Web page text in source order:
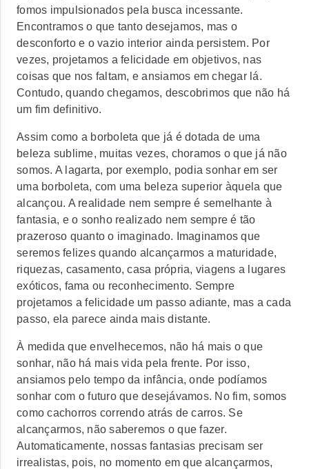
fomos impulsionados pela busca incessante.
Encontramos o que tanto desejamos, mas o
desconforto e o vazio interior ainda persistem. Por
vezes, projetamos a felicidade em objetivos, nas
coisas que nos faltam, e ansiamos em chegar lá.
Contudo, quando chegamos, descobrimos que não há
um fim definitivo.
Assim como a borboleta que já é dotada de uma
beleza sublime, muitas vezes, choramos o que já não
somos. A lagarta, por exemplo, podia sonhar em ser
uma borboleta, com uma beleza superior àquela que
alcançou. A realidade nem sempre é semelhante à
fantasia, e o sonho realizado nem sempre é tão
prazeroso quanto o imaginado. Imaginamos que
seremos felizes quando alcançarmos a maturidade,
riquezas, casamento, casa própria, viagens a lugares
exóticos, fama ou reconhecimento. Sempre
projetamos a felicidade um passo adiante, mas a cada
passo, ela parece ainda mais distante.
À medida que envelhecemos, não há mais o que
sonhar, não há mais vida pela frente. Por isso,
ansiamos pelo tempo da infância, onde podíamos
sonhar com o futuro que desejávamos. No fim, somos
como cachorros correndo atrás de carros. Se
alcançarmos, não saberemos o que fazer.
Automaticamente, nossas fantasias precisam ser
irrealistas, pois, no momento em que alcançarmos,